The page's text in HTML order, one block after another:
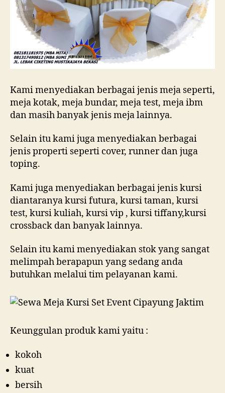
Kami menyediakan berbagai jenis meja seperti,
meja kotak, meja bundar, meja test, meja ibm
dan masih banyak jenis meja lainnya.
Selain itu kami juga menyediakan berbagai
jenis properti seperti cover, runner dan juga
toping.
Kami juga menyediakan berbagai jenis kursi
diantaranya kursi futura, kursi taman, kursi
test, kursi kuliah, kursi vip , kursi tiffany,kursi
crossback dan banyak lainnya.
Selain itu kami menyediakan stok yang sangat
melimpah berapapun yang sedang anda
butuhkan melalui tim pelayanan kami.
Keunggulan produk kami yaitu :
kokoh
kuat
bersih